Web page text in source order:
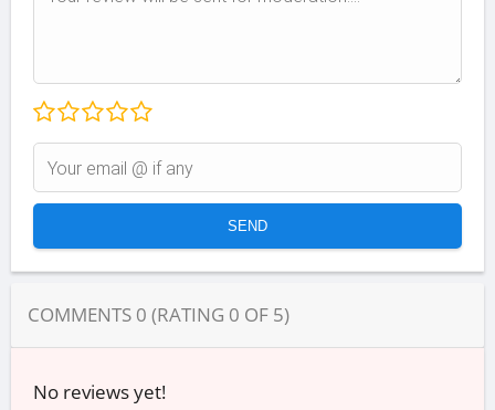
COMMENTS 0 (RATING 0 OF 5)
No reviews yet!